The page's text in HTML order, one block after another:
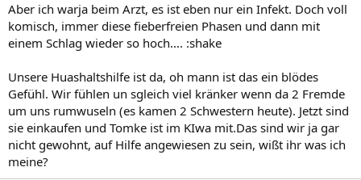
Aber ich warja beim Arzt, es ist eben nur ein Infekt. Doch voll
komisch, immer diese fieberfreien Phasen und dann mit
einem Schlag wieder so hoch.... :shake
Unsere Huashaltshilfe ist da, oh mann ist das ein blödes
Gefühl. Wir fühlen un sgleich viel kränker wenn da 2 Fremde
um uns rumwuseln (es kamen 2 Schwestern heute). Jetzt sind
sie einkaufen und Tomke ist im KIwa mit.Das sind wir ja gar
nicht gewohnt, auf Hilfe angewiesen zu sein, wißt ihr was ich
meine?